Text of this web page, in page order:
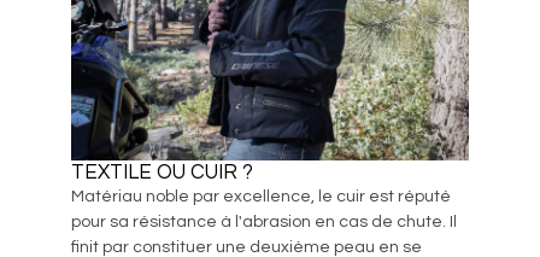
TEXTILE OU CUIR ?
Matériau noble par excellence, le cuir est réputé
pour sa résistance à l'abrasion en cas de chute. Il
finit par constituer une deuxième peau en se